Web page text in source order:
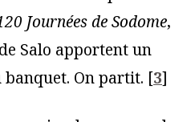
Journées de Sodome,
Salo apportent un
On partit. [3]